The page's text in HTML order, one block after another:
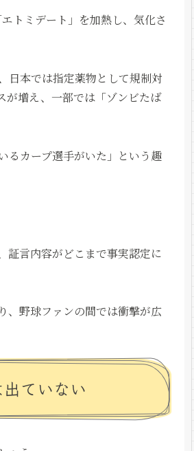
トミデート」を加熱し、気化さ
日本では指定薬物として規制対
が増え、一部では「ゾンビたば
るカープ選手がいた」という趣
証言内容がどこまで事実認定に
、野球ファンの間では衝撃が広
ていない